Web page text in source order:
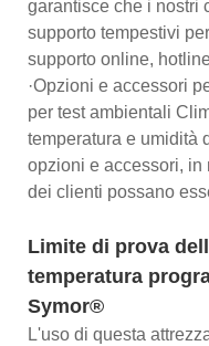
garantisce che i nostri
supporto tempestivi
supporto online,
·Opzioni e accessori
per test ambientali
temperatura e umidità
opzioni e accessori,
dei clienti possano
Limite di prova
temperatura
Symor®
L'uso di questa